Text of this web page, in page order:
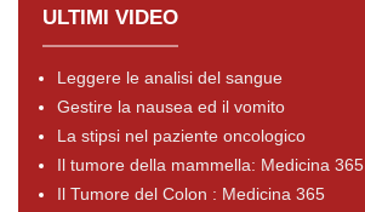
ULTIMI VIDEO
Leggere le analisi del sangue
Gestire la nausea ed il vomito
La stipsi nel paziente oncologico
Il tumore della mammella: Medicina 365
Il Tumore del Colon : Medicina 365